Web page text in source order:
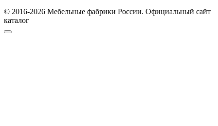
© 2016-2026 Мебельные фабрики России. Официальный сайт
каталог